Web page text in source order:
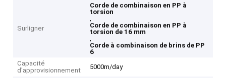
Surligner
Corde de combinaison en PP à
torsion
,
Corde de combinaison en PP à
torsion de 16 mm
,
Corde à combinaison de brins de PP
6
Capacité
d'approvisionnement
5000m/day